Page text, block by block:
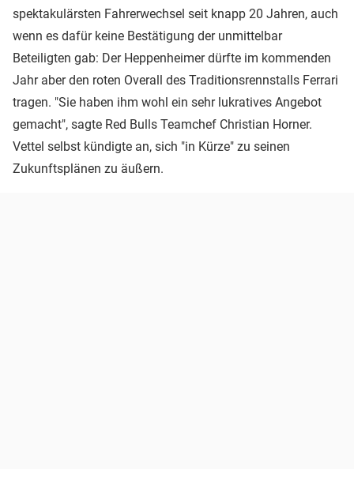
spektakulärsten Fahrerwechsel seit knapp 20 Jahren, auch
wenn es dafür keine Bestätigung der unmittelbar
Beteiligten gab: Der Heppenheimer dürfte im kommenden
Jahr aber den roten Overall des Traditionsrennstalls Ferrari
tragen. "Sie haben ihm wohl ein sehr lukratives Angebot
gemacht", sagte Red Bulls Teamchef Christian Horner.
Vettel selbst kündigte an, sich "in Kürze" zu seinen
Zukunftsplänen zu äußern.